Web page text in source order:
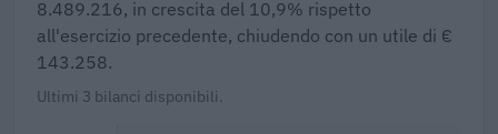
8.489.216, in crescita del 10,9% rispetto
all'esercizio precedente, chiudendo con un utile di €
143.258.
Ultimi 3 bilanci disponibili.